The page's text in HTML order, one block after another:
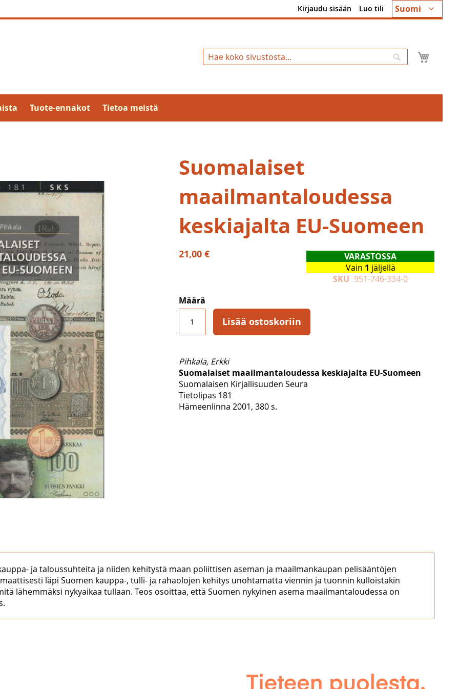
Kieli
Suomi
Kirjaudu sisään Luo tili
Hae
Tuote-ennakot Tietoa meistä
Suomalaiset
maailmantaloudessa
keskiajalta EU-Suomeen
21,00 €
VARASTOSSA
Vain 1 jäljellä
SKU 951-746-334-0
Määrä
Lisää ostoskoriin
Pihkala, Erkki
Suomalaiset maailmantaloudessa keskiajalta EU-Suomeen
Suomalaisen Kirjallisuuden Seura
Tietolipas 181
Hämeenlinna 2001, 380 s.
ja taloussuhteita ja niiden kehitystä maan poliittisen aseman ja maailmankaupan pelisääntöjen
läpi Suomen kauppa-, tulli- ja rahaolojen kehitys unohtamatta viennin ja tuonnin kulloistakin
lähemmäksi nykyaikaa tullaan. Teos osoittaa, että Suomen nykyinen asema maailmantaloudessa on